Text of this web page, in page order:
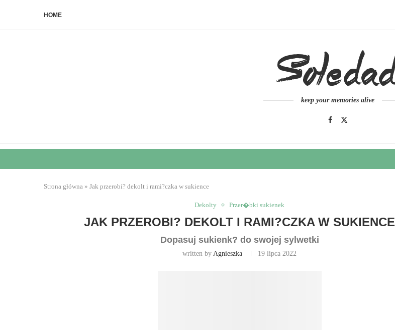
HOME
keep your memories alive
Strona główna » Jak przerobi? dekolt i rami?czka w sukience
Dekolty Przer�bki sukienek
JAK PRZEROBI? DEKOLT I RAMI?CZKA W SUKIENCE
Dopasuj sukienk? do swojej sylwetki
written byAgnieszka 19 lipca 2022